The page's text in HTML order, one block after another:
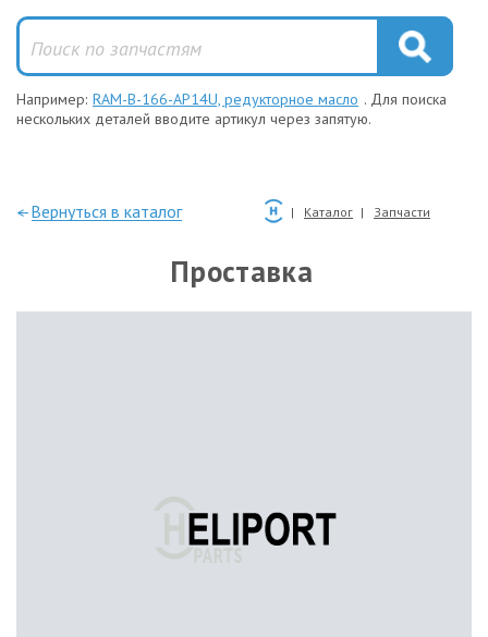
Например: RAM-B-166-AP14U, редукторное масло . Для поиска
нескольких деталей вводите артикул через запятую.
—Вернуться в каталог Каталог Запчасти
Проставка